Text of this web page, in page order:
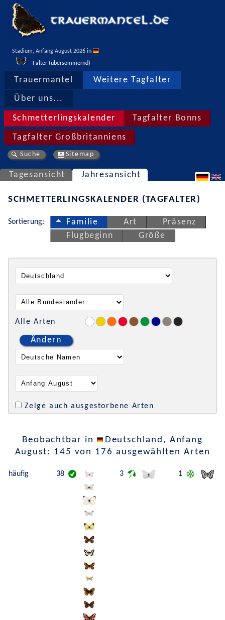
Stadium, Anfang August 2026 in
Falter (übersommernd)
Trauermantel Weitere Tagfalter
Über uns...
Schmetterlingskalender Tagfalter Bonns
Tagfalter Großbritanniens
Suche Sitemap
Tagesansicht Jahresansicht
SCHMETTERLINGSKALENDER (TAGFALTER)
Sortierung: Familie Art
Präsenz
Flugbeginn
Größe
Alle Arten
Ändern
Zeige auch ausgestorbene Arten
Beobachtbar in Deutschland , Anfang
August: 145 von 176 ausgewählten Arten
häufig 38 3 1